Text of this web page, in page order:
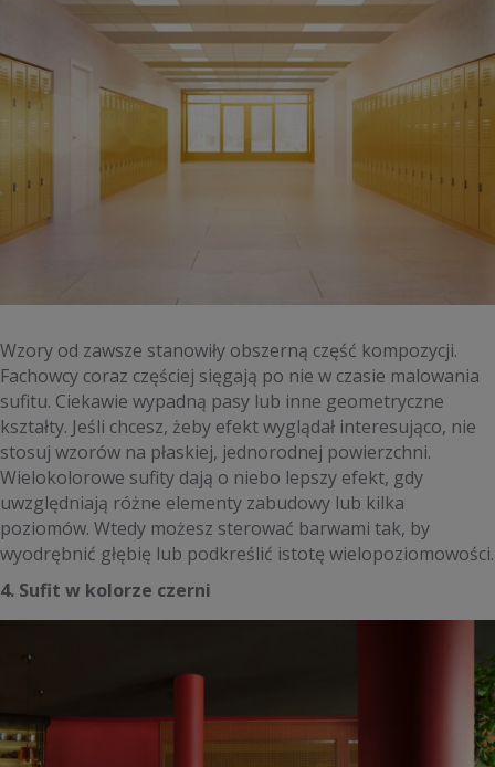
Wzory od zawsze stanowiły obszerną część kompozycji.
Fachowcy coraz częściej sięgają po nie w czasie malowania
sufitu. Ciekawie wypadną pasy lub inne geometryczne
kształty. Jeśli chcesz, żeby efekt wyglądał interesująco, nie
stosuj wzorów na płaskiej, jednorodnej powierzchni.
Wielokolorowe sufity dają o niebo lepszy efekt, gdy
uwzględniają różne elementy zabudowy lub kilka
poziomów. Wtedy możesz sterować barwami tak, by
wyodrębnić głębię lub podkreślić istotę wielopoziomowości.
4. Sufit w kolorze czerni